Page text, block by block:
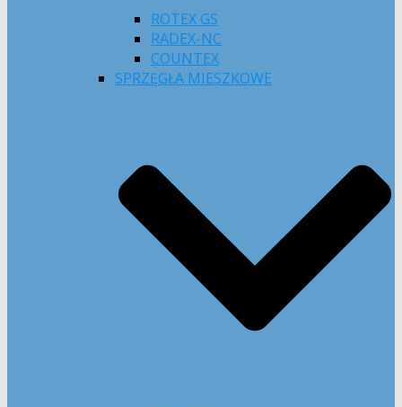
ROTEX GS
RADEX-NC
COUNTEX
SPRZĘGŁA MIESZKOWE